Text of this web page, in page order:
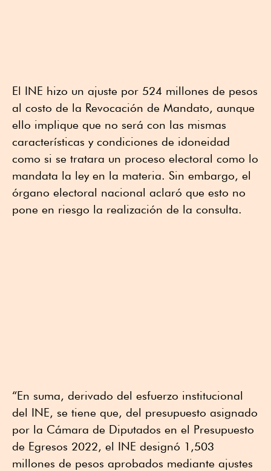
El INE hizo un ajuste por 524 millones de pesos
al costo de la Revocación de Mandato, aunque
ello implique que no será con las mismas
características y condiciones de idoneidad
como si se tratara un proceso electoral como lo
mandata la ley en la materia. Sin embargo, el
órgano electoral nacional aclaró que esto no
pone en riesgo la realización de la consulta.
“En suma, derivado del esfuerzo institucional
del INE, se tiene que, del presupuesto asignado
por la Cámara de Diputados en el Presupuesto
de Egresos 2022, el INE designó 1,503
millones de pesos aprobados mediante ajustes